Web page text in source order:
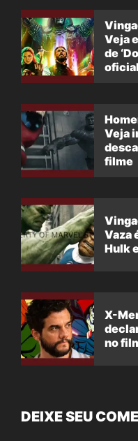
Veja
de
Veja
filme
Vaza
Hulk
X-
no
DEIXE SEU